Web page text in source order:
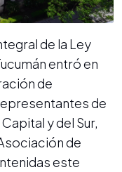
de la Ley
entró en
de
de
y del Sur,
de
este